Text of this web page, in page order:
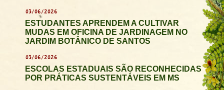
03/06/2026
ESTUDANTES APRENDEM A CULTIVAR
MUDAS EM OFICINA DE JARDINAGEM NO
JARDIM BOTÂNICO DE SANTOS
03/06/2026
ESCOLAS ESTADUAIS SÃO RECONHECIDAS
POR PRÁTICAS SUSTENTÁVEIS EM MS